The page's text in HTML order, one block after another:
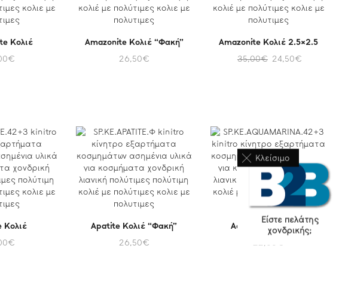
Κλείσιμο
Είστε πελάτης
χονδρικής;
Κολιέ
€
Amazonite Κολιέ “Φακή”
26,50€
Amazonite Κολιέ 2.5×2.5
35,00€ 24,50€
Κολιέ
€
Apatite Κολιέ “Φακή”
26,50€
Aqua Marina Κολιέ
22,00 €